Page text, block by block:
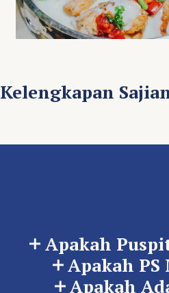
Kelengkapan
Apakah
Apakah
Apakah